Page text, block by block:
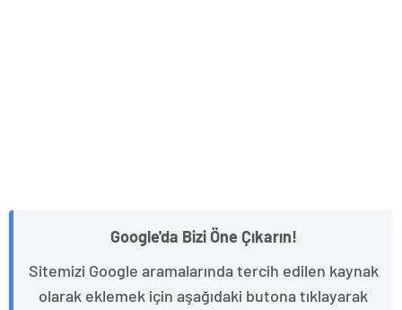
Google'da Bizi Öne Çıkarın!
Sitemizi Google aramalarında tercih edilen kaynak
olarak eklemek için aşağıdaki butona tıklayarak